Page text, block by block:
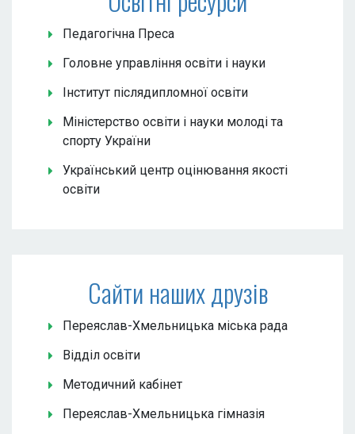
Педагогічна Преса
Головне управління освіти і науки
Інститут післядипломної освіти
Міністерство освіти і науки молоді та
спорту України
Український центр оцінювання якості
освіти
Сайти наших друзів
Переяслав-Хмельницька міська рада
Відділ освіти
Методичний кабінет
Переяслав-Хмельницька гімназія